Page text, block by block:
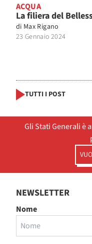
ACQUA
La filiera del
di Max Rigano
23 Gennaio 2024
TUTTI I POST
Gli Stati Generali è
NEWSLETTER
Nome